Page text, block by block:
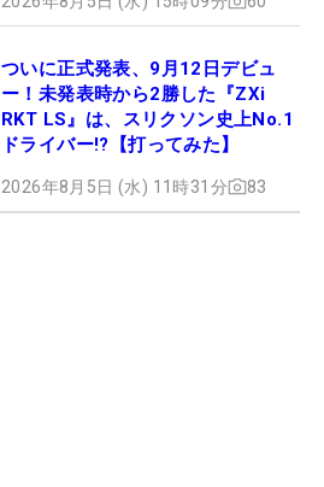
ついに正式発表、9月12日デビュ
ー！未発表時から2勝した『ZXi
RKT LS』は、スリクソン史上No.1
ドライバー!?【打ってみた】
2026年8月5日 (水) 11時31分 83